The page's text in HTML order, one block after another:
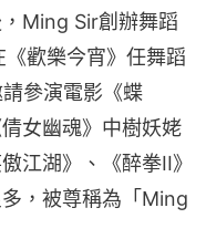
Ming Sir創辦舞蹈
歡樂今宵》任舞蹈
參演電影《蝶
女幽魂》中樹妖姥
江湖》、《醉拳II》
，被尊稱為「Ming